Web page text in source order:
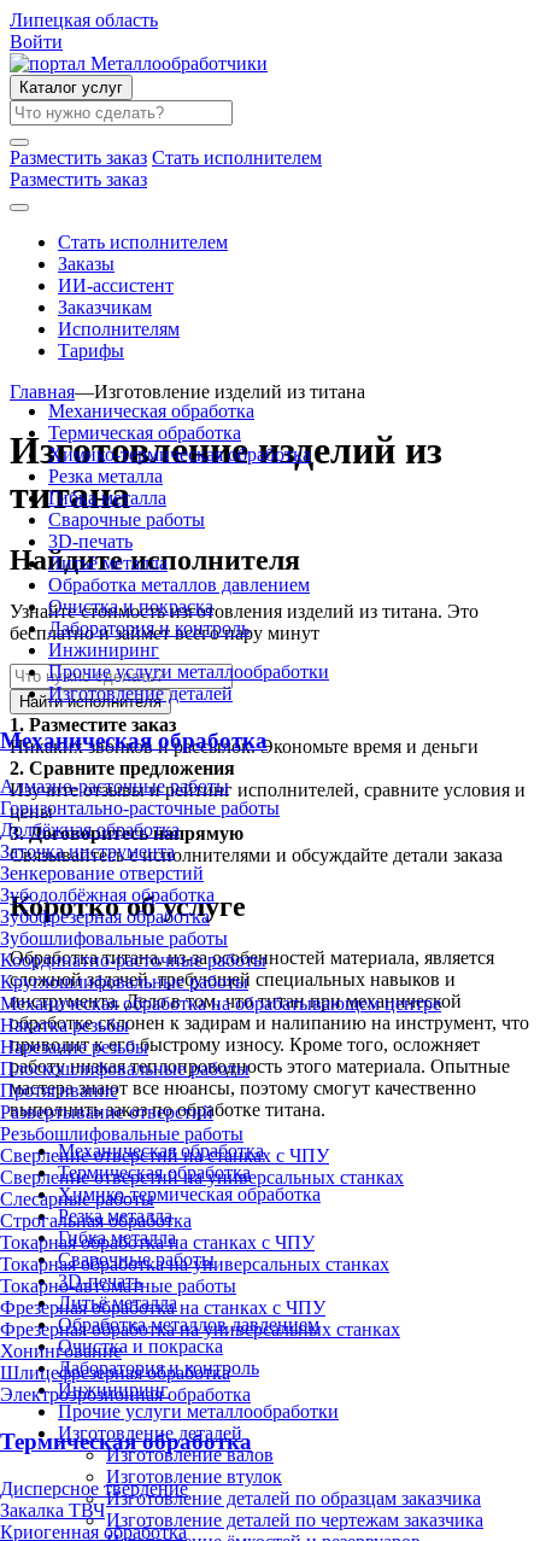
Липецкая область
Войти
Каталог услуг
Разместить заказ Стать исполнителем
Разместить заказ
Стать исполнителем
Заказы
ИИ-ассистент
Заказчикам
Исполнителям
Тарифы
Механическая обработка
Термическая обработка
Химико-термическая обработка
Резка металла
Гибка металла
Сварочные работы
3D-печать
Литьё металла
Обработка металлов давлением
Очистка и покраска
Лаборатория и контроль
Инжиниринг
Прочие услуги металлообработки
Изготовление деталей
Механическая обработка
Алмазно-расточные работы
Горизонтально-расточные работы
Долбёжная обработка
Заточка инструмента
Зенкерование отверстий
Зубодолбёжная обработка
Зубофрезерная обработка
Зубошлифовальные работы
Координатно-расточные работы
Круглошлифовальные работы
Механическая обработка на обрабатывающем центре
Накатка резьбы
Нарезание резьбы
Плоскошлифовальные работы
Протягивание
Развертывание отверстий
Резьбошлифовальные работы
Сверление отверстий на станках с ЧПУ
Сверление отверстий на универсальных станках
Слесарные работы
Строгальная обработка
Токарная обработка на станках с ЧПУ
Токарная обработка на универсальных станках
Токарно-автоматные работы
Фрезерная обработка на станках с ЧПУ
Фрезерная обработка на универсальных станках
Хонингование
Шлицефрезерная обработка
Электроэрозионная обработка
Термическая обработка
Дисперсное твердение
Закалка ТВЧ
Криогенная обработка
Главная—Изготовление изделий из титана
Изготовление изделий из
титана
Найдите исполнителя
Узнайте стоимость изготовления изделий из титана. Это
бесплатно и займет всего пару минут
Найти исполнителя
1. Разместите заказ
Никаких звонков и рассылок. Экономьте время и деньги
2. Сравните предложения
Изучите отзывы и рейтинг исполнителей, сравните условия и
цены
3.Договоритесь напрямую
Связывайтесь с исполнителями и обсуждайте детали заказа
Коротко об услуге
Обработка титана, из-за особенностей материала, является
сложной задачей, требующей специальных навыков и
инструмента. Дело в том, что титан при механической
обработке склонен к задирам и налипанию на инструмент, что
приводит к его быстрому износу. Кроме того, осложняет
работу низкая теплопроводность этого материала. Опытные
мастера знают все нюансы, поэтому смогут качественно
выполнить заказ по обработке титана.
Механическая обработка
Термическая обработка
Химико-термическая обработка
Резка металла
Гибка металла
Сварочные работы
3D-печать
Литьё металла
Обработка металлов давлением
Очистка и покраска
Лаборатория и контроль
Инжиниринг
Прочие услуги металлообработки
Изготовление деталей
Изготовление валов
Изготовление втулок
Изготовление деталей по образцам заказчика
Изготовление деталей по чертежам заказчика